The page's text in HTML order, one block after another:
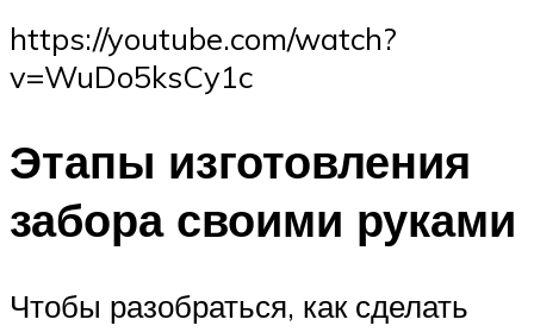
https://youtube.com/watch?
v=WuDo5ksCy1c
Этапы изготовления
забора своими руками
Чтобы разобраться, как сделать